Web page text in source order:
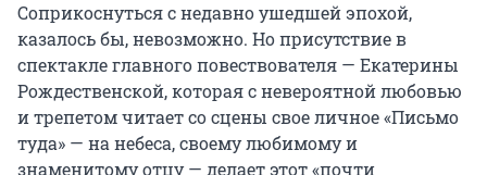
Соприкоснуться с недавно ушедшей эпохой,
казалось бы, невозможно. Но присутствие в
спектакле главного повествователя — Екатерины
Рождественской, которая с невероятной любовью
и трепетом читает со сцены свое личное «Письмо
туда» — на небеса, своему любимому и
знаменитому отцу — делает этот «почти